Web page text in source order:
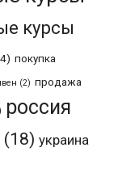
курсы
покупка
(2) продажа
россия
(18) украина